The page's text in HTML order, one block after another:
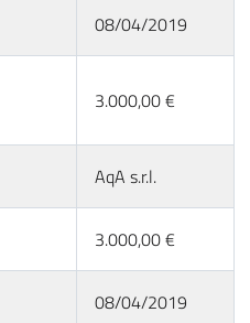
08/04/2019
3.000,00 €
AqA s.r.l.
3.000,00 €
08/04/2019